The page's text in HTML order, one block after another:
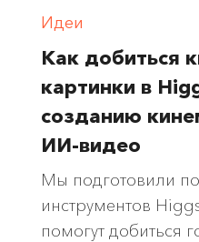
Идеи
Как добиться
картинки в
созданию
ИИ-видео
Мы подготовили
инструментов
помогут добиться